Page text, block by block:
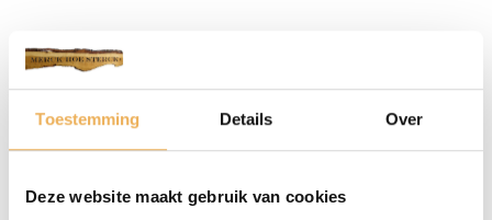
Toestemming Details Over
Deze website maakt gebruik van cookies
20
aantal
Artikelnummer: